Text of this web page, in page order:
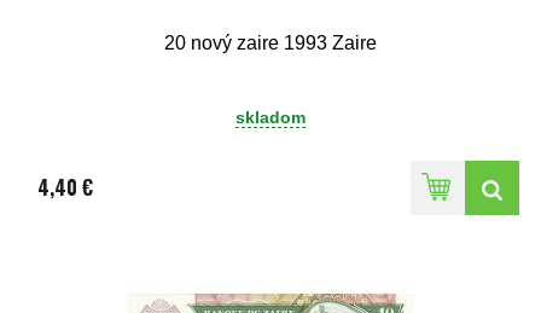
20 nový zaire 1993 Zaire
skladom
4,40 €